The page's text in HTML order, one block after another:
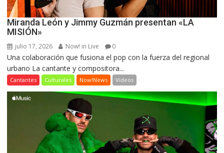
Miranda León y Jimmy Guzmán presentan «LA
MISIÓN»
julio 17, 2026 Now! in Live 0
Una colaboración que fusiona el pop con la fuerza del regional
urbano La cantante y compositora...
Cantantes Culturales Now!News Videos